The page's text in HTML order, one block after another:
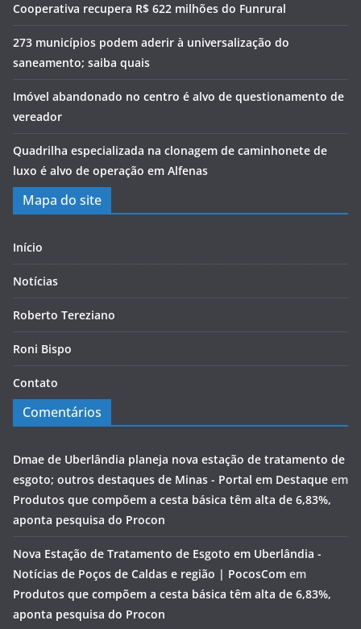
Cooperativa recupera R$ 622 milhões do Funrural
273 municípios podem aderir à universalização do
saneamento; saiba quais
Imóvel abandonado no centro é alvo de questionamento de
vereador
Quadrilha especializada na clonagem de caminhonete de
luxo é alvo de operação em Alfenas
Mapa do site
Início
Notícias
Roberto Tereziano
Roni Bispo
Contato
Comentários
Dmae de Uberlândia planeja nova estação de tratamento de
esgoto; outros destaques de Minas - Portal em Destaque em
Produtos que compõem a cesta básica têm alta de 6,83%,
aponta pesquisa do Procon
Nova Estação de Tratamento de Esgoto em Uberlândia -
Notícias de Poços de Caldas e região | PocosCom em
Produtos que compõem a cesta básica têm alta de 6,83%,
aponta pesquisa do Procon